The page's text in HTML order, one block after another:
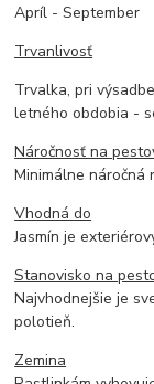
Apríl - September
Trvanlivosť
Trvalka, pri
letného obdobia -
Náročnosť na
Minimálne náročná
Vhodná do
Jasmín je
Stanovisko na
Najvhodnejšie je
polotieň.
Zemina